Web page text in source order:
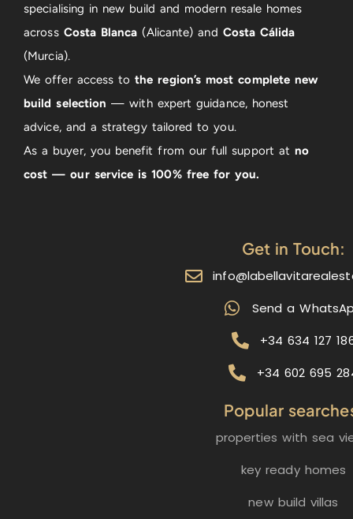
specialising in new build and modern resale homes
across Costa Blanca(Alicante) and Costa Cálida
(Murcia).
We offer access tothe region’s most complete new
build selection — with expert guidance, honest
advice, and a strategy tailored to you.
As a buyer, you benefit from our full support at no
cost — our service is 100% free for you.
Get in Touch:
Send a
+34 634 127
+34 602 695
Popular
properties with sea
key ready homes
new build villas